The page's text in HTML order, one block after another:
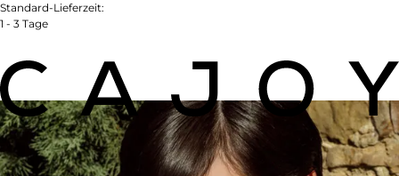
Standard-Lieferzeit:
1 - 3 Tage